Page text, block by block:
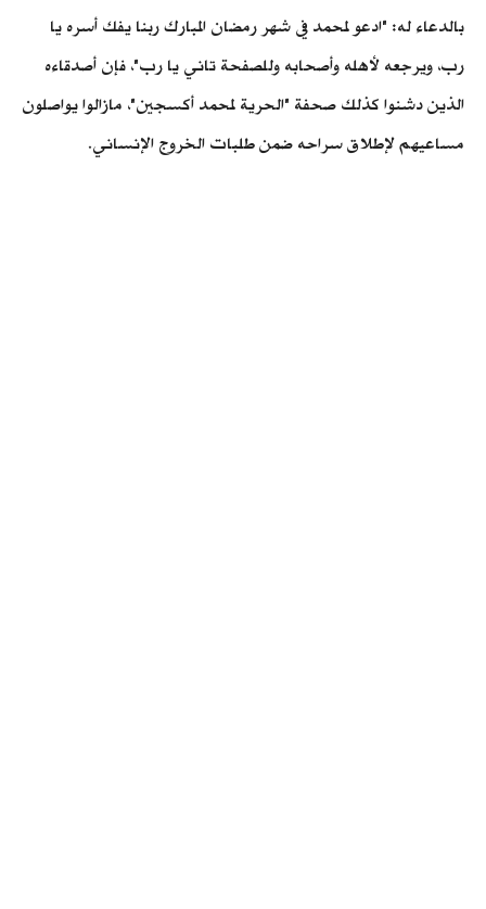
بالدعاء له: "ادعو لمحمد في شهر رمضان المبارك ربنا يفك أسره يا
رب، ويرجعه لأهله وأصحابه وللصفحة تاني يا رب"، فإن أصدقاءه
الذين دشنوا كذلك صحفة "الحرية لمحمد أكسجين"، مازالوا يواصلون
مساعيهم لإطلاق سراحه ضمن طلبات الخروج الإنساني.